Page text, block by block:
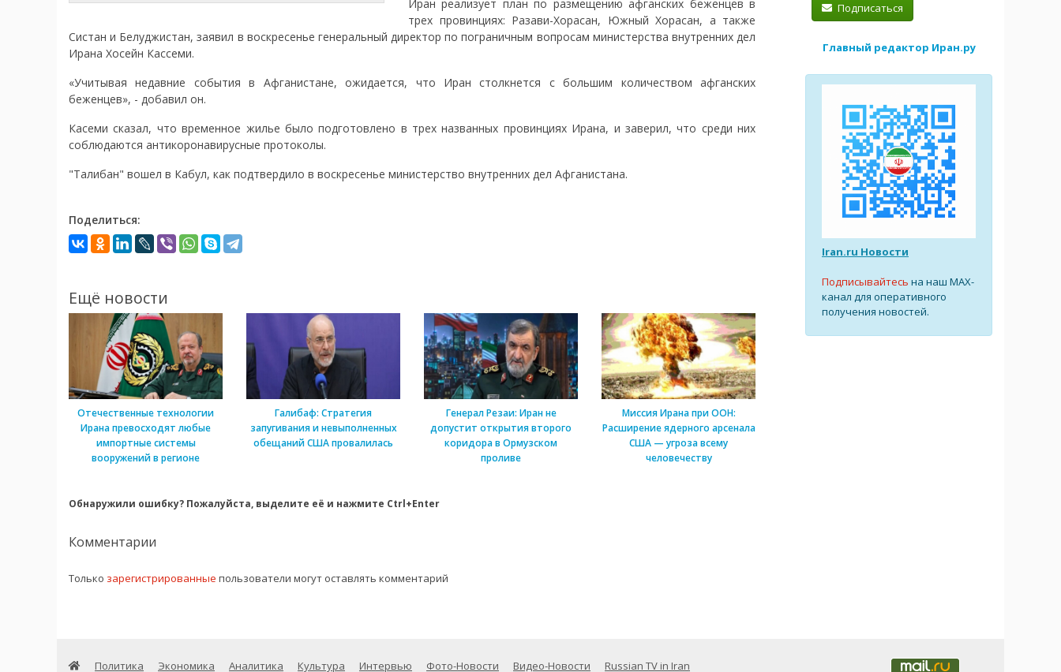
Иран реализует план по размещению афганских беженцев в
трех провинциях: Разави-Хорасан, Южный Хорасан, а также
Систан и Белуджистан, заявил в воскресенье генеральный директор по пограничным вопросам министерства внутренних дел
Ирана Хосейн Кассеми.
«Учитывая недавние события в Афганистане, ожидается, что Иран столкнется с большим количеством афганских
беженцев», - добавил он.
Касеми сказал, что временное жилье было подготовлено в трех названных провинциях Ирана, и заверил, что среди них
соблюдаются антикоронавирусные протоколы.
"Талибан" вошел в Кабул, как подтвердило в воскресенье министерство внутренних дел Афганистана.
Поделиться:
Ещё новости
Отечественные технологии
Ирана превосходят любые
импортные системы
вооружений в регионе
Галибаф: Стратегия
запугивания и невыполненных
обещаний США провалилась
Генерал Резаи: Иран не
допустит открытия второго
коридора в Ормузском
проливе
Миссия Ирана при ООН:
Расширение ядерного арсенала
США — угроза всему
человечеству
Обнаружили ошибку? Пожалуйста, выделите её и нажмите Ctrl+Enter
Комментарии
Только зарегистрированные пользователи могут оставлять комментарий
Подписаться
Главный редактор Иран.ру
Iran.ru Новости
Подписывайтесь на наш MAX-
канал для оперативного
получения новостей.
Политика Экономика Аналитика Культура Интервью Фото-Новости Видео-Новости Russian TV in Iran